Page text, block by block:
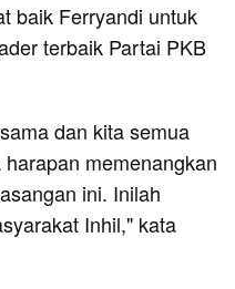
baik Ferryandi untuk
terbaik Partai PKB
dan kita semua
memenangkan
ini. Inilah
Inhil," kata